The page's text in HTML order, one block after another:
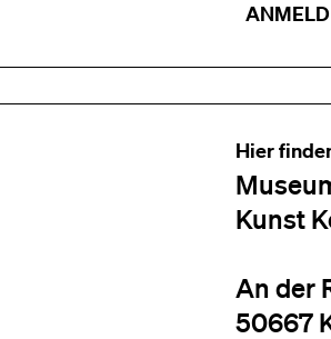
Hier
Kunst
An der
50667